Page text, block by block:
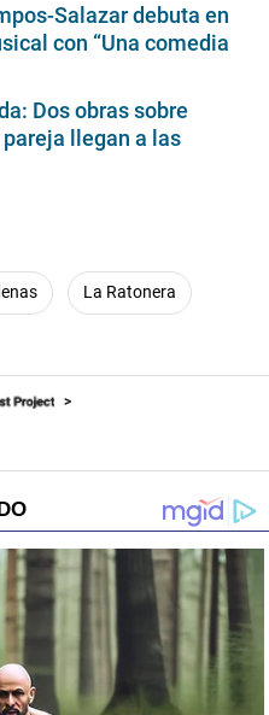
Salazar debuta en
con “Una comedia
Dos obras sobre
llegan a las
La Ratonera